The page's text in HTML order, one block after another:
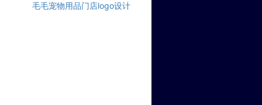
毛毛宠物用品门店logo设计